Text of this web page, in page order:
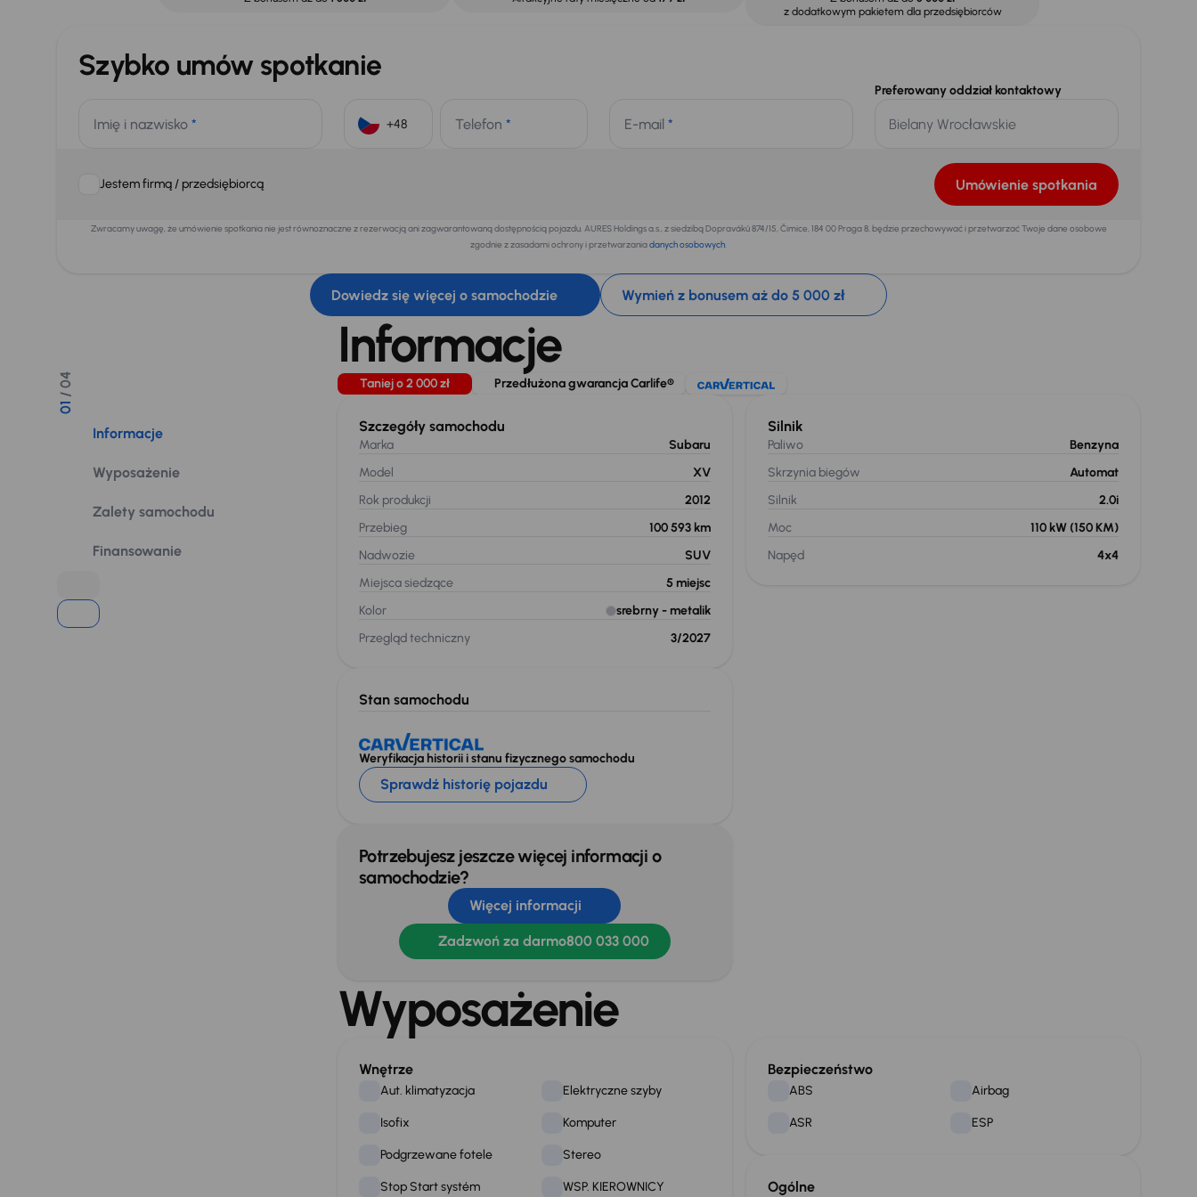
z dodatkowym pakietem dla przedsiębiorców
Szybko umów spotkanie
Imię i nazwisko * Telefon * E-mail *
Preferowany oddział kontaktowy
Jestem firmą / przedsiębiorcą Umówienie spotkania
Zwracamy uwagę, że umówienie spotkania nie jest równoznaczne z rezerwacją ani zagwarantowaną dostępnością pojazdu. AURES Holdings a.s., z siedzibą Dopraváků 874/15, Čimice, 184 00 Praga 8, będzie przechowywać i przetwarzać Twoje dane osobowe
zgodnie z zasadami ochrony i przetwarzaniadanych osobowych.
Dowiedz się więcej o samochodzie Wymień z bonusem aż do 5 000 zł
01
/ 04
Informacje
Wyposażenie
Zalety samochodu
Finansowanie
Informacje
Taniej o 2 000 zł Przedłużona gwarancja Carlife®
Szczegóły samochodu
Marka
Subaru
Model
XV
Rok produkcji
2012
Przebieg
100 593 km
Nadwozie
SUV
Miejsca siedzące
5 miejsc
Kolor
srebrny - metalik
Przegląd techniczny
3/2027
Stan samochodu
Weryfikacja historii i stanu fizycznego samochodu
Sprawdź historię pojazdu
Potrzebujesz jeszcze więcej informacji o
samochodzie?
Więcej informacji
Zadzwoń za darmo800 033 000
Silnik
Paliwo
Benzyna
Skrzynia biegów
Automat
Silnik
2.0i
Moc
110 kW (150 KM)
Napęd
4x4
Wyposażenie
Wnętrze
Aut. klimatyzacja Elektryczne szyby
Isofix Komputer
Podgrzewane fotele Stereo
Stop Start systém WSP. KIEROWNICY
Bezpieczeństwo
ABS Airbag
ASR ESP
Ogólne